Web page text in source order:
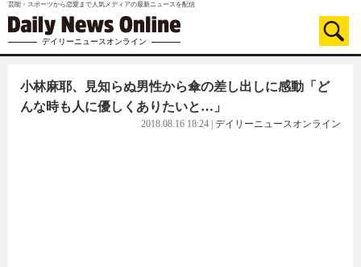
芸能・スポーツから恋愛まで人気メディアの最新ニュースを配信
デイリーニュースオンライン
小林麻耶、見知らぬ男性から傘の差し出しに感動「ど
んな時も人に優しくありたいと…」
2018.08.16 18:24 デイリーニュースオンライン